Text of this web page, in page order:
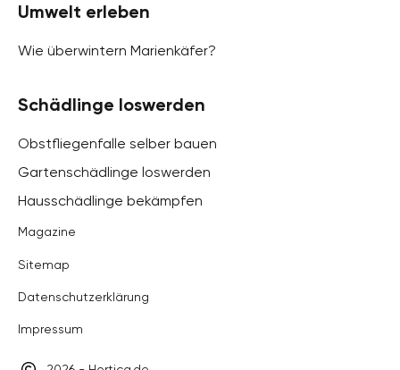
Umwelt erleben
Wie überwintern Marienkäfer?
Schädlinge loswerden
Obstfliegenfalle selber bauen
Gartenschädlinge loswerden
Hausschädlinge bekämpfen
Magazine
Sitemap
Datenschutzerklärung
Impressum